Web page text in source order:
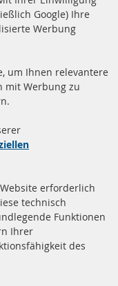
uns
widerrufen
Google) Ihre
Werbung
um Ihnen relevantere
mit Werbung zu
erforderlich
technisch
Funktionen
Ihrer
des